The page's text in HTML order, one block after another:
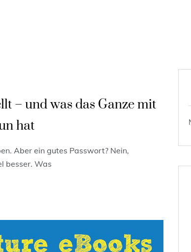
– und was das Ganze mit
hat
Aber ein gutes Passwort? Nein,
besser. Was